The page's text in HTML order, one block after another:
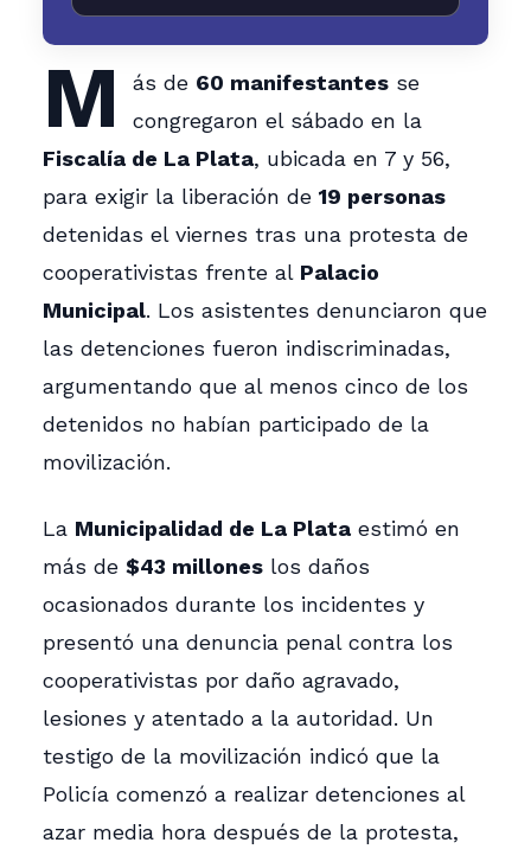
M ás de 60 manifestantesse
congregaron el sábado en la
Fiscalía de La Plata, ubicada en 7 y 56,
para exigir la liberación de 19 personas
detenidas el viernes tras una protesta de
cooperativistas frente al Palacio
Municipal. Los asistentes denunciaron que
las detenciones fueron indiscriminadas,
argumentando que al menos cinco de los
detenidos no habían participado de la
movilización.
La Municipalidad de La Plata estimó en
más de $43 millones los daños
ocasionados durante los incidentes y
presentó una denuncia penal contra los
cooperativistas por daño agravado,
lesiones y atentado a la autoridad. Un
testigo de la movilización indicó que la
Policía comenzó a realizar detenciones al
azar media hora después de la protesta,